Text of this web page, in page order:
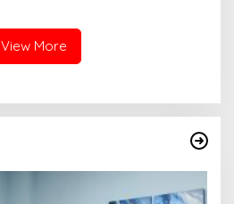
View More